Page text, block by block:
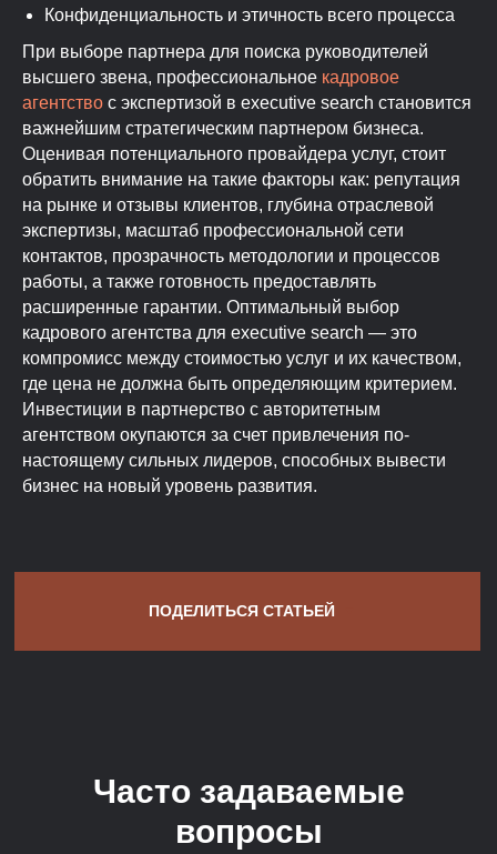
Конфиденциальность и этичность всего процесса
При выборе партнера для поиска руководителей
высшего звена, профессиональное кадровое
агентство с экспертизой в executive search становится
важнейшим стратегическим партнером бизнеса.
Оценивая потенциального провайдера услуг, стоит
обратить внимание на такие факторы как: репутация
на рынке и отзывы клиентов, глубина отраслевой
экспертизы, масштаб профессиональной сети
контактов, прозрачность методологии и процессов
работы, а также готовность предоставлять
расширенные гарантии. Оптимальный выбор
кадрового агентства для executive search — это
компромисс между стоимостью услуг и их качеством,
где цена не должна быть определяющим критерием.
Инвестиции в партнерство с авторитетным
агентством окупаются за счет привлечения по-
настоящему сильных лидеров, способных вывести
бизнес на новый уровень развития.
Часто задаваемые
вопросы